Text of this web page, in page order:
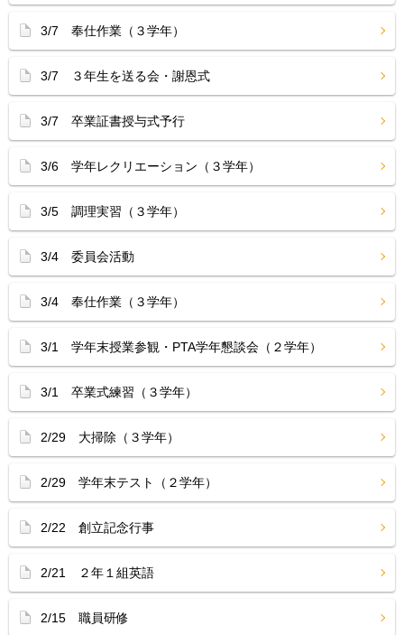
3/7 奉仕作業（３学年）
3/7 ３年生を送る会・謝恩式
3/7 卒業証書授与式予行
3/6 学年レクリエーション（３学年）
3/5 調理実習（３学年）
3/4 委員会活動
3/4 奉仕作業（３学年）
3/1 学年末授業参観・PTA学年懇談会（２学年）
3/1 卒業式練習（３学年）
2/29 大掃除（３学年）
2/29 学年末テスト（２学年）
2/22 創立記念行事
2/21 ２年１組英語
2/15 職員研修